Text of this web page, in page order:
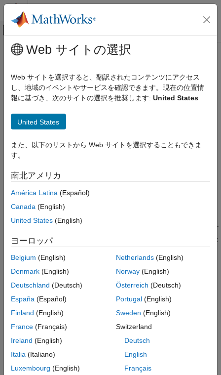
コンテンツへスキップ
オフキャンバス ナビゲーション メ
ドキュメンテーションのホーム
System Identification Toolbox
線形モデルの同定
System Identification Toolbox
線形モデルの同定
入出力多項式モデル
System Identification Toolbox
線形モデルの同定
状態空間モデル
構文
説明
出力引数
アルゴリズム
代替機能
バージョン履歴
参考
メインコンテンツ
pem
線形および非線形のモデルを改良するための予測誤差の最小化
構文
sys = pem(data,init_sys,opt)
説明
sys = pem( data
は、timetable、行列のコンマ区切りのペア、またはデータ オブ
ジェクトを指定できます。
この関数では、予測誤差最小化アルゴリズムを使用して初期モデ
ルのパラメーターを更新します。このコマンドは、前に推定した
モデルのパラメーターを改良するために使用します。
例
data init_sys
は、オプション セットを使用し
て推定オプションを指定します。
例
Web サイトの選択
Web サイトを選択すると、翻訳されたコンテンツにアクセス
し、地域のイベントやサービスを確認できます。現在の位置情
報に基づき、次のサイトの選択を推奨します: United States
United States
また、以下のリストから Web サイトを選択することもできま
す。
南北アメリカ
América Latina (Español)
Canada (English)
United States (English)
ヨーロッパ
Belgium (English)
Denmark (English)
Deutschland (Deutsch)
España (Español)
Finland (English)
France (Français)
Ireland (English)
Italia (Italiano)
Luxembourg (English)
Netherlands(English)
Norway(English)
Österreich (Deutsch)
Portugal(English)
Sweden (English)
Switzerland
Deutsch
English
Français